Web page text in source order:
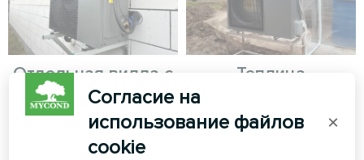
Отдельная вилла с
тепловыми
насосами Mycond
Split серии BeeHeat
Теплица
Тепловой насос Mycond Hevi
MHS N18 HH
Согласие на
использование файлов
cookie
×